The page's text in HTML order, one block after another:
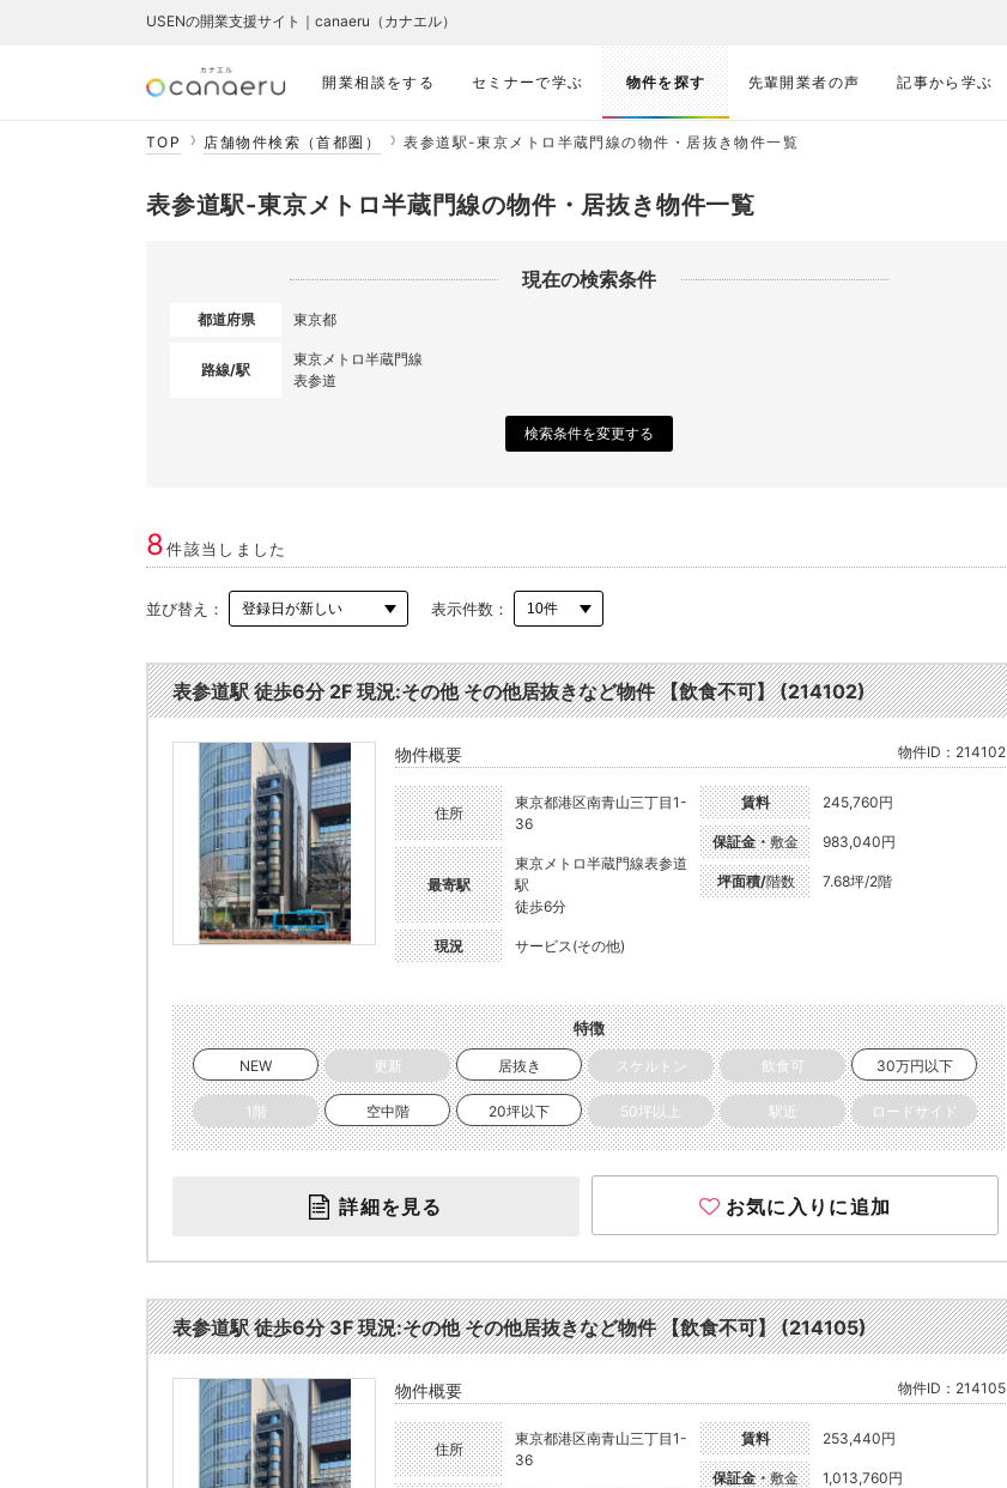
開業相談をする セミナーで学ぶ 物件を探す 先輩開業者の声 記事から学ぶ
USENの開業支援サイト｜canaeru（カナエル）
TOP 店舗物件検索（首都圏） 表参道駅-東京メトロ半蔵門線の物件・居抜き物件一覧
表参道駅-東京メトロ半蔵門線の物件・居抜き物件一覧
現在の検索条件
都道府県 東京都
路線/駅
東京メトロ半蔵門線
表参道
検索条件を変更する
8件該当しました
並び替え： 表示件数：
表参道駅 徒歩6分 2F 現況:その他 その他居抜きなど物件 【飲食不可】 (214102)
物件概要 物件ID：214102
住所
東京都港区南青山三丁目1-
36
最寄駅
東京メトロ半蔵門線表参道
駅
徒歩6分
現況 サービス(その他)
賃料 245,760円
保証金・敷金 983,040円
坪面積/階数 7.68坪/2階
特徴
NEW 更新 居抜き スケルトン 飲食可 30万円以下
1階 空中階 20坪以下 50坪以上 駅近 ロードサイド
詳細を見る お気に入りに追加
表参道駅 徒歩6分 3F 現況:その他 その他居抜きなど物件 【飲食不可】 (214105)
物件概要 物件ID：214105
住所
東京都港区南青山三丁目1-
36
賃料 253,440円
保証金・敷金 1,013,760円